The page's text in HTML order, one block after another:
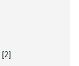
[2]